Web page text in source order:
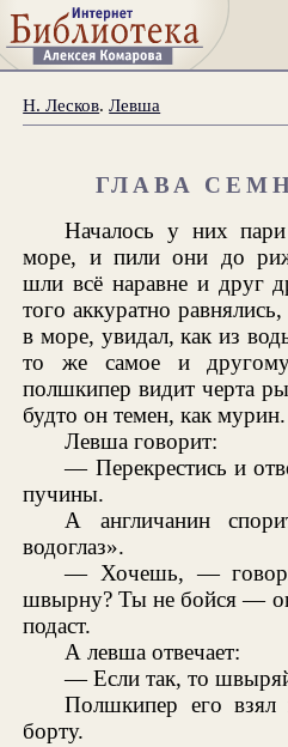
Н. Лесков.Левша
ГЛАВА
Началось у них
море, и пили они до
шли всё наравне и друг
того аккуратно
в море, увидал, как из
то же самое и другому
полшкипер видит черта
будто он темен, как мурин.
Левша говорит:
— Перекрестись и
пучины.
А англичанин
водоглаз».
— Хочешь, —
швырну? Ты не бойся — он
подаст.
А левша отвечает:
— Если так, то
Полшкипер его
борту.